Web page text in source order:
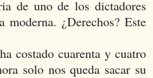
de uno de los dictadores
¿Derechos? Este
costado cuarenta y cuatro
solo nos queda sacar su